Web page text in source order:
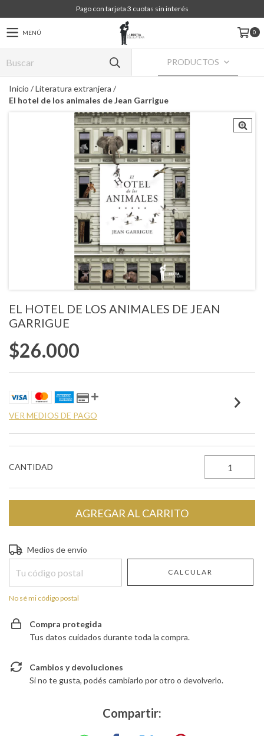
Pago con tarjeta 3 cuotas sin interés
MENÚ 0
PRODUCTOS
Inicio /Literatura extranjera /
El hotel de los animales de Jean Garrigue
EL HOTEL DE LOS ANIMALES DE JEAN
GARRIGUE
$26.000
VER MEDIOS DE PAGO
CANTIDAD
Entregas para el CP:
Medios de envío
CALCULAR
No sé mi código postal
Compra protegida
Tus datos cuidados durante toda la compra.
Cambios y devoluciones
Si no te gusta, podés cambiarlo por otro o devolverlo.
Compartir: